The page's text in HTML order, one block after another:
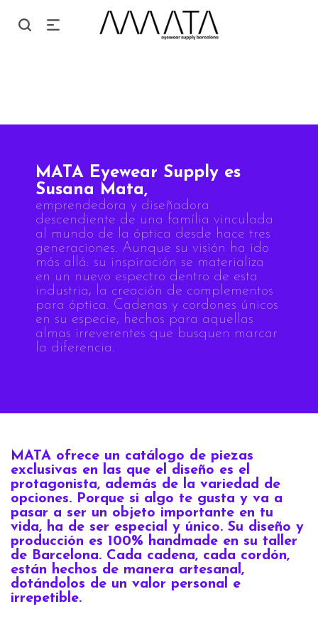
MATA Eyewear Supply es
Susana Mata,
emprendedora y diseñadora
descendiente de una família vinculada
al mundo de la óptica desde hace tres
generaciones. Aunque su visión ha ido
más allá: su inspiración se materializa
en un nuevo espectro dentro de esta
industria, la creación de complementos
para óptica. Cadenas y cordones únicos
en su especie, hechos para aquellas
almas irreverentes que busquen marcar
la diferencia.
MATA ofrece un catálogo de piezas
exclusivas en las que el diseño es el
protagonista, además de la variedad de
opciones. Porque si algo te gusta y va a
pasar a ser un objeto importante en tu
vida, ha de ser especial y único. Su diseño y
producción es 100% handmade en su taller
de Barcelona. Cada cadena, cada cordón,
están hechos de manera artesanal,
dotándolos de un valor personal e
irrepetible.